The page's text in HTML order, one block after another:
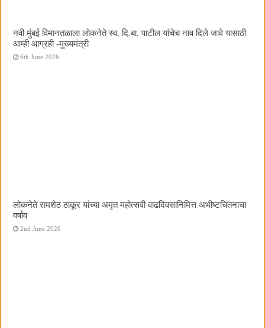
नवी मुंबई विमानतळाला लोकनेते स्व. दि.बा. पाटील यांचेच नाव दिले जावे यासाठी
आम्ही आग्रही -मुख्यमंत्री
6th June 2026
लोकनेते रामशेठ ठाकूर यांच्या अमृत महोत्सवी वाढदिवसानिमित्त अभीष्टचिंतनाचा
वर्षाव
2nd June 2026